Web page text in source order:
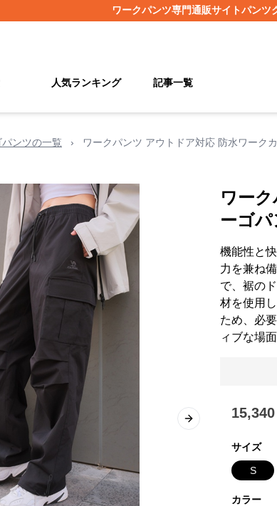
ワークパンツ専門通販サイトパンツ
人気ランキング 記事一覧
パンツの一覧 › ワークパンツ アウトドア対応 防水ワーク
Next slide
ワー
ーゴパ
機能性と
力を兼ね
で、裾の
材を使用
ため、必
ィブな場
15,340
サイズ
S
カラー